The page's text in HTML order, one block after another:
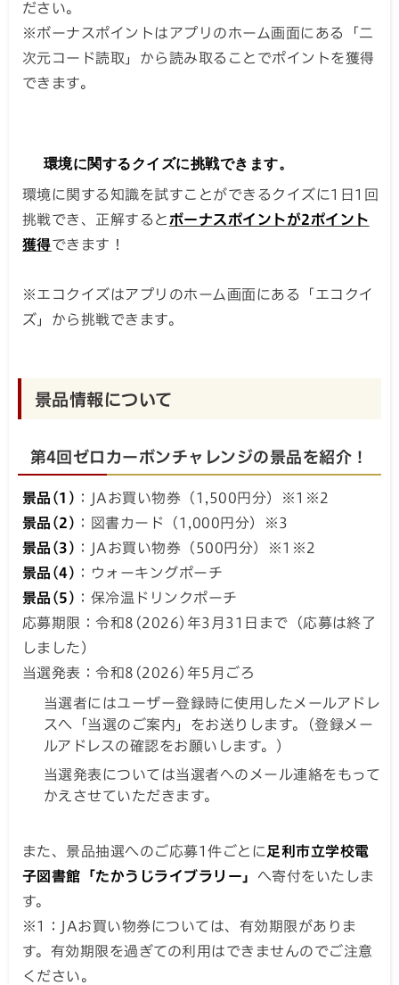
ださい。
※ボーナスポイントはアプリのホーム画面にある「二
次元コード読取」から読み取ることでポイントを獲得
できます。
環境に関するクイズに挑戦できます。
環境に関する知識を試すことができるクイズに1日1回
挑戦でき、正解すると ボーナスポイントが2ポイント
獲得できます！
※エコクイズはアプリのホーム画面にある「エコクイ
ズ」から挑戦できます。
景品情報について
第4回ゼロカーボンチャレンジの景品を紹介！
景品(1) ：JAお買い物券（1,500円分）※1※2
景品(2) ：図書カード（1,000円分）※3
景品(3) ：JAお買い物券（500円分）※1※2
景品(4) ：ウォーキングポーチ
景品(5) ：保冷温ドリンクポーチ
応募期限：令和8(2026)年3月31日まで（応募は終了
しました）
当選発表：令和8(2026)年5月ごろ
当選者にはユーザー登録時に使用したメールアドレ
スへ「当選のご案内」をお送りします。(登録メー
ルアドレスの確認をお願いします。)
当選発表については当選者へのメール連絡をもって
かえさせていただきます。
また、景品抽選へのご応募1件ごとに 足利市立学校電
子図書館「たかうじライブラリー」 へ寄付をいたしま
す。
※1：JAお買い物券については、有効期限がありま
す。有効期限を過ぎての利用はできませんのでご注意
ください。